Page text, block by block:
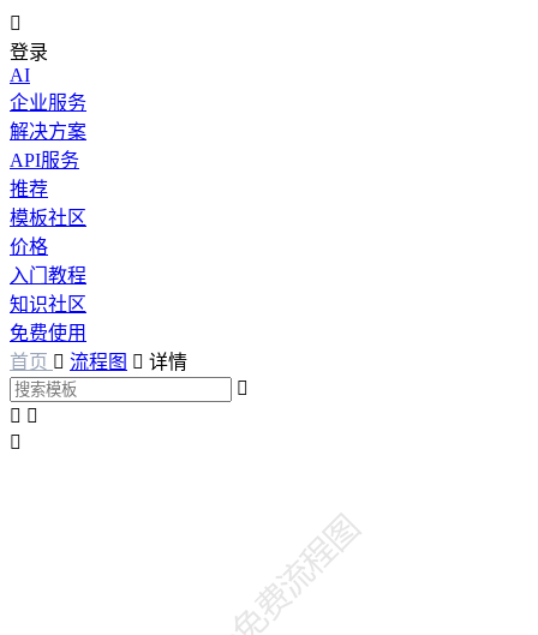

登录
AI
企业服务
解决方案
API服务
推荐
模板社区
价格
入门教程
知识社区
免费使用
首页  流程图  详情

 
